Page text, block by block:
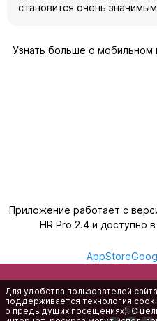
становится очень
Узнать больше о
Приложение работает с
HR Pro 2.4 и доступно
AppStore
Для удобства пользователей сайта
поддерживается технология
о предыдущих посещениях). С